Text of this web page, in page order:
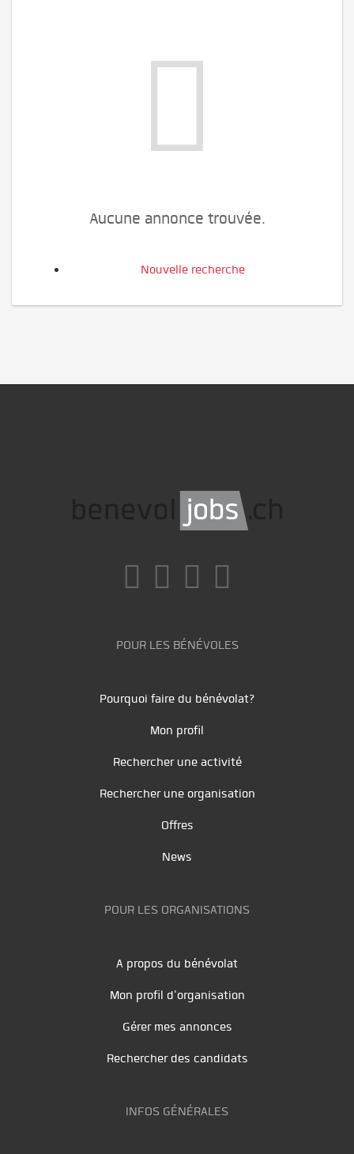
Aucune annonce trouvée.
Nouvelle recherche
POUR LES BÉNÉVOLES
Pourquoi faire du bénévolat?
Mon profil
Rechercher une activité
Rechercher une organisation
Offres
News
POUR LES ORGANISATIONS
A propos du bénévolat
Mon profil d'organisation
Gérer mes annonces
Rechercher des candidats
INFOS GÉNÉRALES